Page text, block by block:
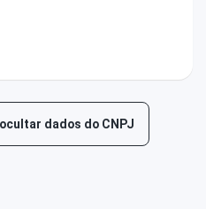
dados do CNPJ